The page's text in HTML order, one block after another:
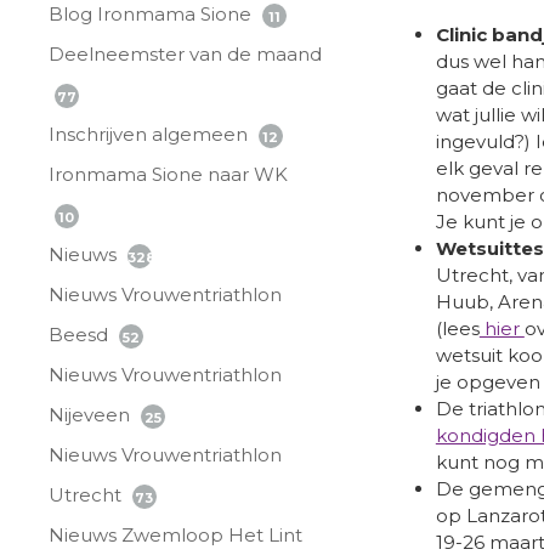
Blog Ironmama Sione 11
Deelneemster van de maand
77
Inschrijven algemeen 12
Ironmama Sione naar WK
10
Nieuws 328
Nieuws Vrouwentriathlon
Beesd
52
Nieuws Vrouwentriathlon
Nijeveen
25
Nieuws Vrouwentriathlon
Utrecht
73
Nieuws Zwemloop Het Lint
Clinic
dus wel
gaat de
wat jullie
ingevuld?)
elk geval
november
Je kunt je
Utrecht,
Huub,
(leeshier
wetsuit
je opgeven
De
kondigden
kunt nog
De
op
19-26